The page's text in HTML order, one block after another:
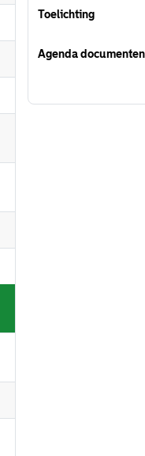
Toelichting
Agenda documenten